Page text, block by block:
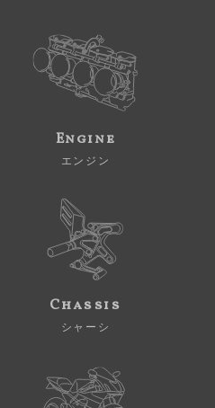
Engine
エンジン
Chassis
シャーシ